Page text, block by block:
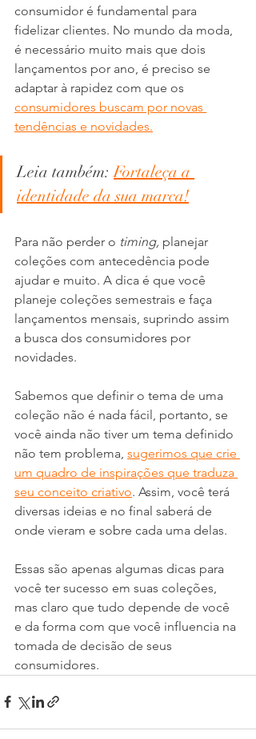
consumidor é fundamental para
fidelizar clientes. No mundo da moda,
é necessário muito mais que dois
lançamentos por ano, é preciso se
adaptar à rapidez com que os
consumidores buscam por novas
tendências e novidades.
Leia também: Fortaleça a
identidade da sua marca!
Para não perder o timing, planejar
coleções com antecedência pode
ajudar e muito. A dica é que você
planeje coleções semestrais e faça
lançamentos mensais, suprindo assim
a busca dos consumidores por
novidades.
Sabemos que definir o tema de uma
coleção não é nada fácil, portanto, se
você ainda não tiver um tema definido
não tem problema, sugerimos que crie
um quadro de inspirações que traduza
seu conceito criativo. Assim, você terá
diversas ideias e no final saberá de
onde vieram e sobre cada uma delas.
Essas são apenas algumas dicas para
você ter sucesso em suas coleções,
mas claro que tudo depende de você
e da forma com que você influencia na
tomada de decisão de seus
consumidores.